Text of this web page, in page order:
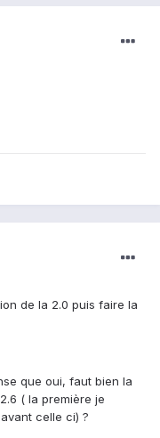
de la 2.0 puis faire la
que oui, faut bien la
( la première je
celle ci) ?